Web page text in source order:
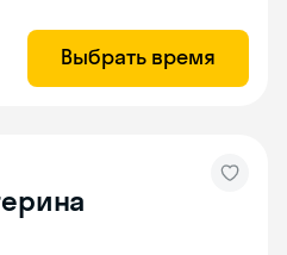
Выбрать время